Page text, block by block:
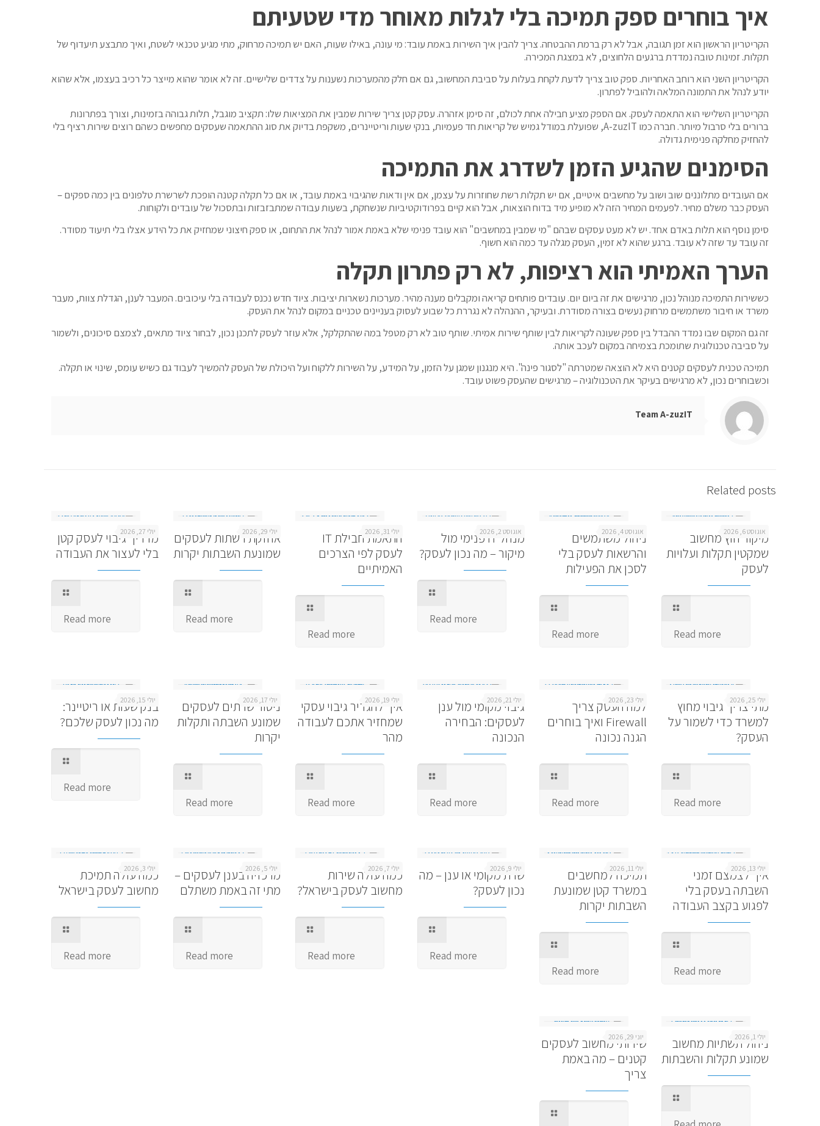
איך בוחרים ספק תמיכה בלי לגלות מאוחר מדי שטעיתם
הקריטריון הראשון הוא זמן תגובה, אבל לא רק ברמת ההבטחה. צריך להבין איך השירות באמת עובד: מי עונה, באילו שעות, האם יש תמיכה מרחוק, מתי מגיע טכנאי לשטח, ואיך מתבצע תיעדוף של
תקלות. זמינות טובה נמדדת ברגעים הלחוצים, לא במצגת המכירה.
הקריטריון השני הוא רוחב האחריות. ספק טוב צריך לדעת לקחת בעלות על סביבת המחשוב, גם אם חלק מהמערכות נשענות על צדדים שלישיים. זה לא אומר שהוא מייצר כל רכיב בעצמו, אלא שהוא
יודע לנהל את התמונה המלאה ולהוביל לפתרון.
הקריטריון השלישי הוא התאמה לעסק. אם הספק מציע חבילה אחת לכולם, זה סימן אזהרה. עסק קטן צריך שירות שמבין את המציאות שלו: תקציב מוגבל, תלות גבוהה בזמינות, וצורך בפתרונות
ברורים בלי סרבול מיותר. חברה כמו A-zuzIT, שפועלת במודל גמיש של קריאות חד פעמיות, בנקי שעות וריטיינרים, משקפת בדיוק את סוג ההתאמה שעסקים מחפשים כשהם רוצים שירות רציף בלי
להחזיק מחלקה פנימית גדולה.
הסימנים שהגיע הזמן לשדרג את התמיכה
אם העובדים מתלוננים שוב ושוב על מחשבים איטיים, אם יש תקלות רשת שחוזרות על עצמן, אם אין ודאות שהגיבוי באמת עובד, או אם כל תקלה קטנה הופכת לשרשרת טלפונים בין כמה ספקים –
העסק כבר משלם מחיר. לפעמים המחיר הזה לא מופיע מיד בדוח הוצאות, אבל הוא קיים בפרודוקטיביות שנשחקת, בשעות עבודה שמתבזבזות ובתסכול של עובדים ולקוחות.
סימן נוסף הוא תלות באדם אחד. יש לא מעט עסקים שבהם "מי שמבין במחשבים" הוא עובד פנימי שלא באמת אמור לנהל את התחום, או ספק חיצוני שמחזיק את כל הידע אצלו בלי תיעוד מסודר.
זה עובד עד שזה לא עובד. ברגע שהוא לא זמין, העסק מגלה עד כמה הוא חשוף.
הערך האמיתי הוא רציפות, לא רק פתרון תקלה
כששירות התמיכה מנוהל נכון, מרגישים את זה ביום יום. עובדים פותחים קריאה ומקבלים מענה מהיר. מערכות נשארות יציבות. ציוד חדש נכנס לעבודה בלי עיכובים. המעבר לענן, הגדלת צוות, מעבר
משרד או חיבור משתמשים מרחוק נעשים בצורה מסודרת. ובעיקר, ההנהלה לא נגררת כל שבוע לעסוק בעניינים טכניים במקום לנהל את העסק.
זה גם המקום שבו נמדד ההבדל בין ספק שעונה לקריאות לבין שותף שירות אמיתי. שותף טוב לא רק מטפל במה שהתקלקל, אלא עוזר לעסק לתכנן נכון, לבחור ציוד מתאים, לצמצם סיכונים, ולשמור
על סביבה טכנולוגית שתומכת בצמיחה במקום לעכב אותה.
תמיכה טכנית לעסקים קטנים היא לא הוצאה שמטרתה "לסגור פינה". היא מנגנון שמגן על הזמן, על המידע, על השירות ללקוח ועל היכולת של העסק להמשיך לעבוד גם כשיש עומס, שינוי או תקלה.
וכשבוחרים נכון, לא מרגישים בעיקר את הטכנולוגיה – מרגישים שהעסק פשוט עובד.
Team A-zuzIT
Related posts
אוגוסט 6, 2026
מיקור חוץ מחשוב
שמקטין תקלות ועלויות
לעסק
Read more
אוגוסט 4, 2026
ניהול משתמשים
והרשאות לעסק בלי
לסכן את הפעילות
Read more
אוגוסט 2, 2026
מנהל IT פנימי מול
מיקור – מה נכון לעסק?
Read more
יולי 31, 2026
התאמת חבילת IT
לעסק לפי הצרכים
האמיתיים
Read more
יולי 29, 2026
אחזקת רשתות לעסקים
שמונעת השבתות יקרות
Read more
יולי 27, 2026
מדריך גיבוי לעסק קטן
בלי לעצור את העבודה
Read more
יולי 25, 2026
מתי צריך גיבוי מחוץ
למשרד כדי לשמור על
העסק?
Read more
יולי 23, 2026
למה העסק צריך
Firewall ואיך בוחרים
הגנה נכונה
Read more
יולי 21, 2026
גיבוי מקומי מול ענן
לעסקים: הבחירה
הנכונה
Read more
יולי 19, 2026
איך להגדיר גיבוי עסקי
שמחזיר אתכם לעבודה
מהר
Read more
יולי 17, 2026
ניטור שרתים לעסקים
שמונע השבתה ותקלות
יקרות
Read more
יולי 15, 2026
בנק שעות או ריטיינר:
מה נכון לעסק שלכם?
Read more
יולי 13, 2026
איך לצמצם זמני
השבתה בעסק בלי
לפגוע בקצב העבודה
Read more
יולי 11, 2026
תמיכה למחשבים
במשרד קטן שמונעת
השבתות יקרות
Read more
יולי 9, 2026
שרת מקומי או ענן – מה
נכון לעסק?
Read more
יולי 7, 2026
כמה עולה שירות
מחשוב לעסק בישראל?
Read more
יולי 5, 2026
מרכזיה בענן לעסקים –
מתי זה באמת משתלם
Read more
יולי 3, 2026
כמה עולה תמיכת
מחשוב לעסק בישראל
Read more
יולי 1, 2026
ניהול תשתיות מחשוב
שמונע תקלות והשבתות
יוני 29, 2026
שירותי מחשוב לעסקים
קטנים – מה באמת
צריך